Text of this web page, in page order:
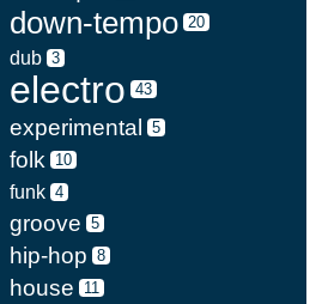
down-tempo 20
dub 3
electro 43
experimental 5
folk 10
funk 4
groove 5
hip-hop 8
house 11